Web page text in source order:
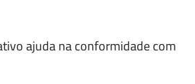
ajuda na conformidade com